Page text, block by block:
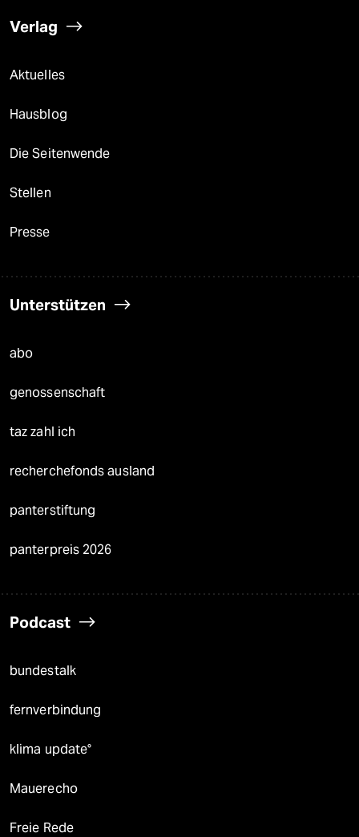
Verlag
Aktuelles
Hausblog
Die Seitenwende
Stellen
Presse
Unterstützen
abo
genossenschaft
taz zahl ich
recherchefonds ausland
panterstiftung
panterpreis 2026
Podcast
bundestalk
fernverbindung
klima update°
Mauerecho
Freie Rede